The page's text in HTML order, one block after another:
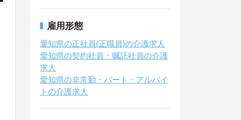
雇用形態
愛知県の正社員(正職員)の介護求人
愛知県の契約社員・嘱託社員の介護
求人
愛知県の非常勤・パート・アルバイ
トの介護求人